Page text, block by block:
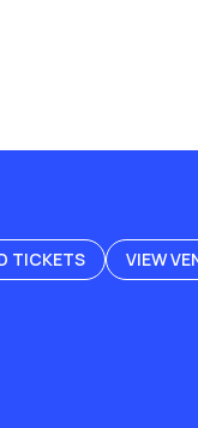
TICKETS VIEW